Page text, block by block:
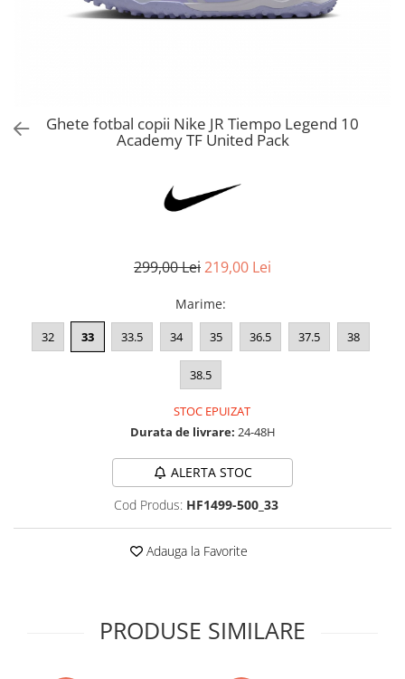
Bluze fotbal copii
Sorturi fotbal femei
Pantaloni lungi fotbal femei
Ghete fotbal copii Nike JR Tiempo Legend 10
Academy TF United Pack
299,00 Lei219,00 Lei
Marime:
32 33 33.5 34 35 36.5 37.5 38
38.5
STOC EPUIZAT
Durata de livrare: 24-48H
ALERTA STOC
Cod Produs: HF1499-500_33
Adauga la Favorite
PRODUSE SIMILARE